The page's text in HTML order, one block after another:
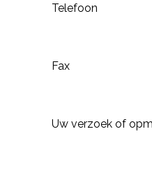
Telefoon
Fax
Uw verzoek of